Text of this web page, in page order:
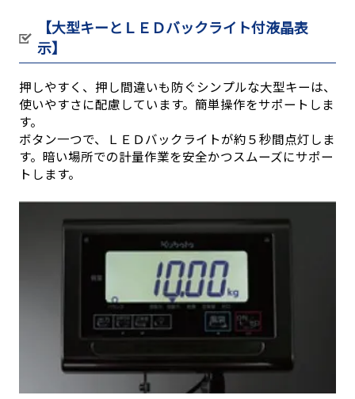
【大型キーとＬＥＤバックライト付液晶表
示】
押しやすく、押し間違いも防ぐシンプルな大型キーは、
使いやすさに配慮しています。簡単操作をサポートしま
す。
ボタン一つで、ＬＥＤバックライトが約５秒間点灯しま
す。暗い場所での計量作業を安全かつスムーズにサポー
トします。